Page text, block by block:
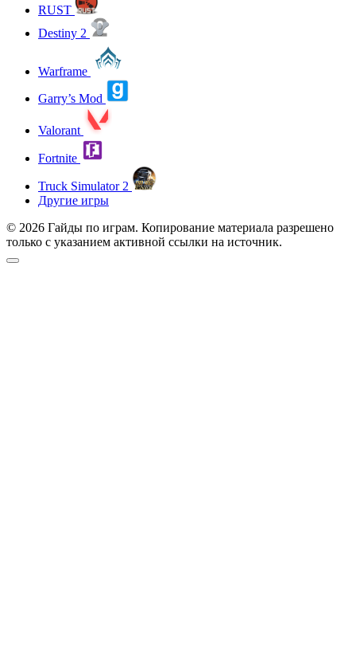
RUST
Destiny 2
Warframe
Garry’s Mod
Valorant
Fortnite
Truck Simulator 2
Другие игры
© 2026 Гайды по играм. Копирование материала разрешено
только с указанием активной ссылки на источник.